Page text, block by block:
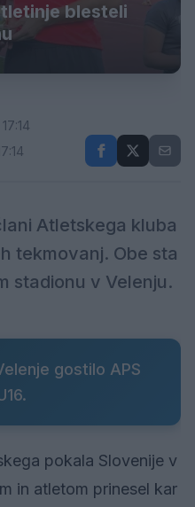
blesteli
Atletskega kluba
tekmovanj. Obe sta
stadionu v Velenju.
gostilo APS
pokala Slovenije v
in atletom prinesel kar